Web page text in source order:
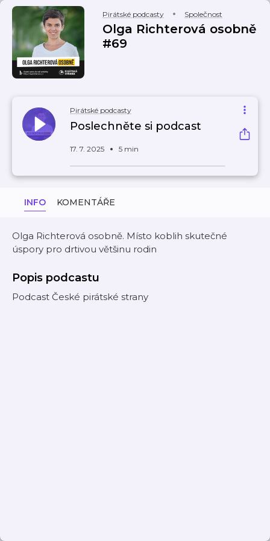
Pirátské podcasty Společnost
Olga Richterová osobně
#69
Pirátské podcasty
Poslechněte si podcast
17. 7. 2025 5 min
INFO KOMENTÁŘE
Olga Richterová osobně. Místo koblih skutečné
úspory pro drtivou většinu rodin
Popis podcastu
Podcast České pirátské strany